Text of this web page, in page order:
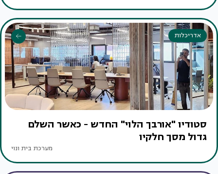
אדריכלות
סטודיו "אורבך הלוי" החדש - כאשר השלם
גדול מסך חלקיו
מערכת בית ונוי